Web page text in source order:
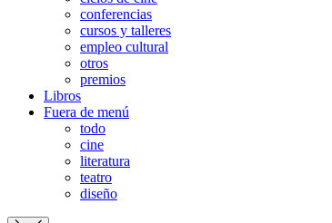
conferencias
cursos y talleres
empleo cultural
otros
premios
Libros
Fuera de menú
todo
cine
literatura
teatro
diseño